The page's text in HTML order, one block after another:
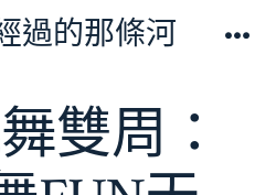
過的那條河
雙周：